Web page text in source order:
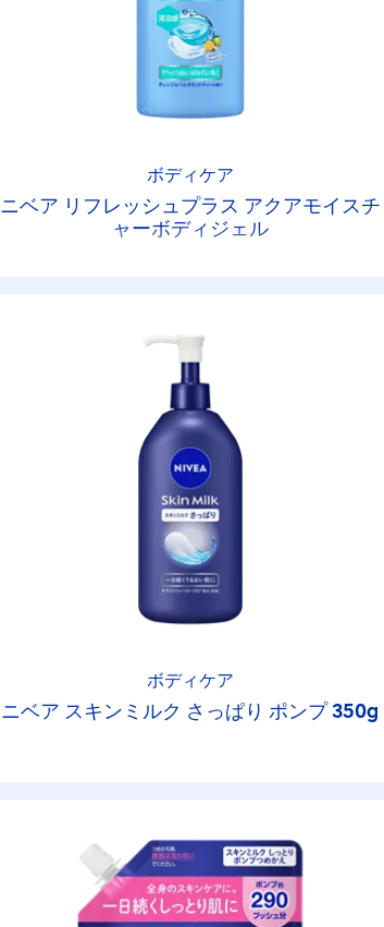
ボディケア
ニベア リフレッシュプラス アクアモイスチ
ャーボディジェル
ボディケア
ニベア スキンミルク さっぱり ポンプ 350g